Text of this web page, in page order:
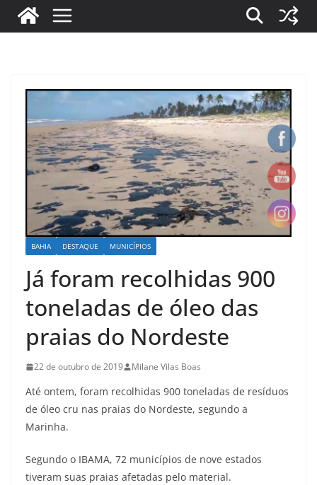
BAHIA DESTAQUE MUNICÍPIOS
Já foram recolhidas 900
toneladas de óleo das
praias do Nordeste
22 de outubro de 2019 Milane Vilas Boas
Até ontem, foram recolhidas 900 toneladas de resíduos
de óleo cru nas praias do Nordeste, segundo a
Marinha.
Segundo o IBAMA, 72 municípios de nove estados
tiveram suas praias afetadas pelo material.